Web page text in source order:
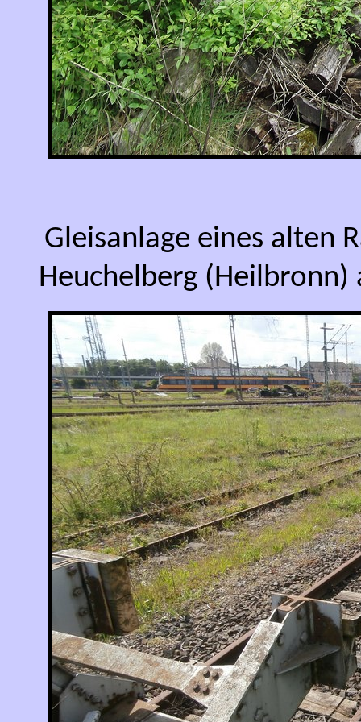
Gleisanlage eines alten
Heuchelberg